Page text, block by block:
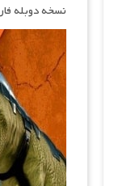
نسخه دوبله